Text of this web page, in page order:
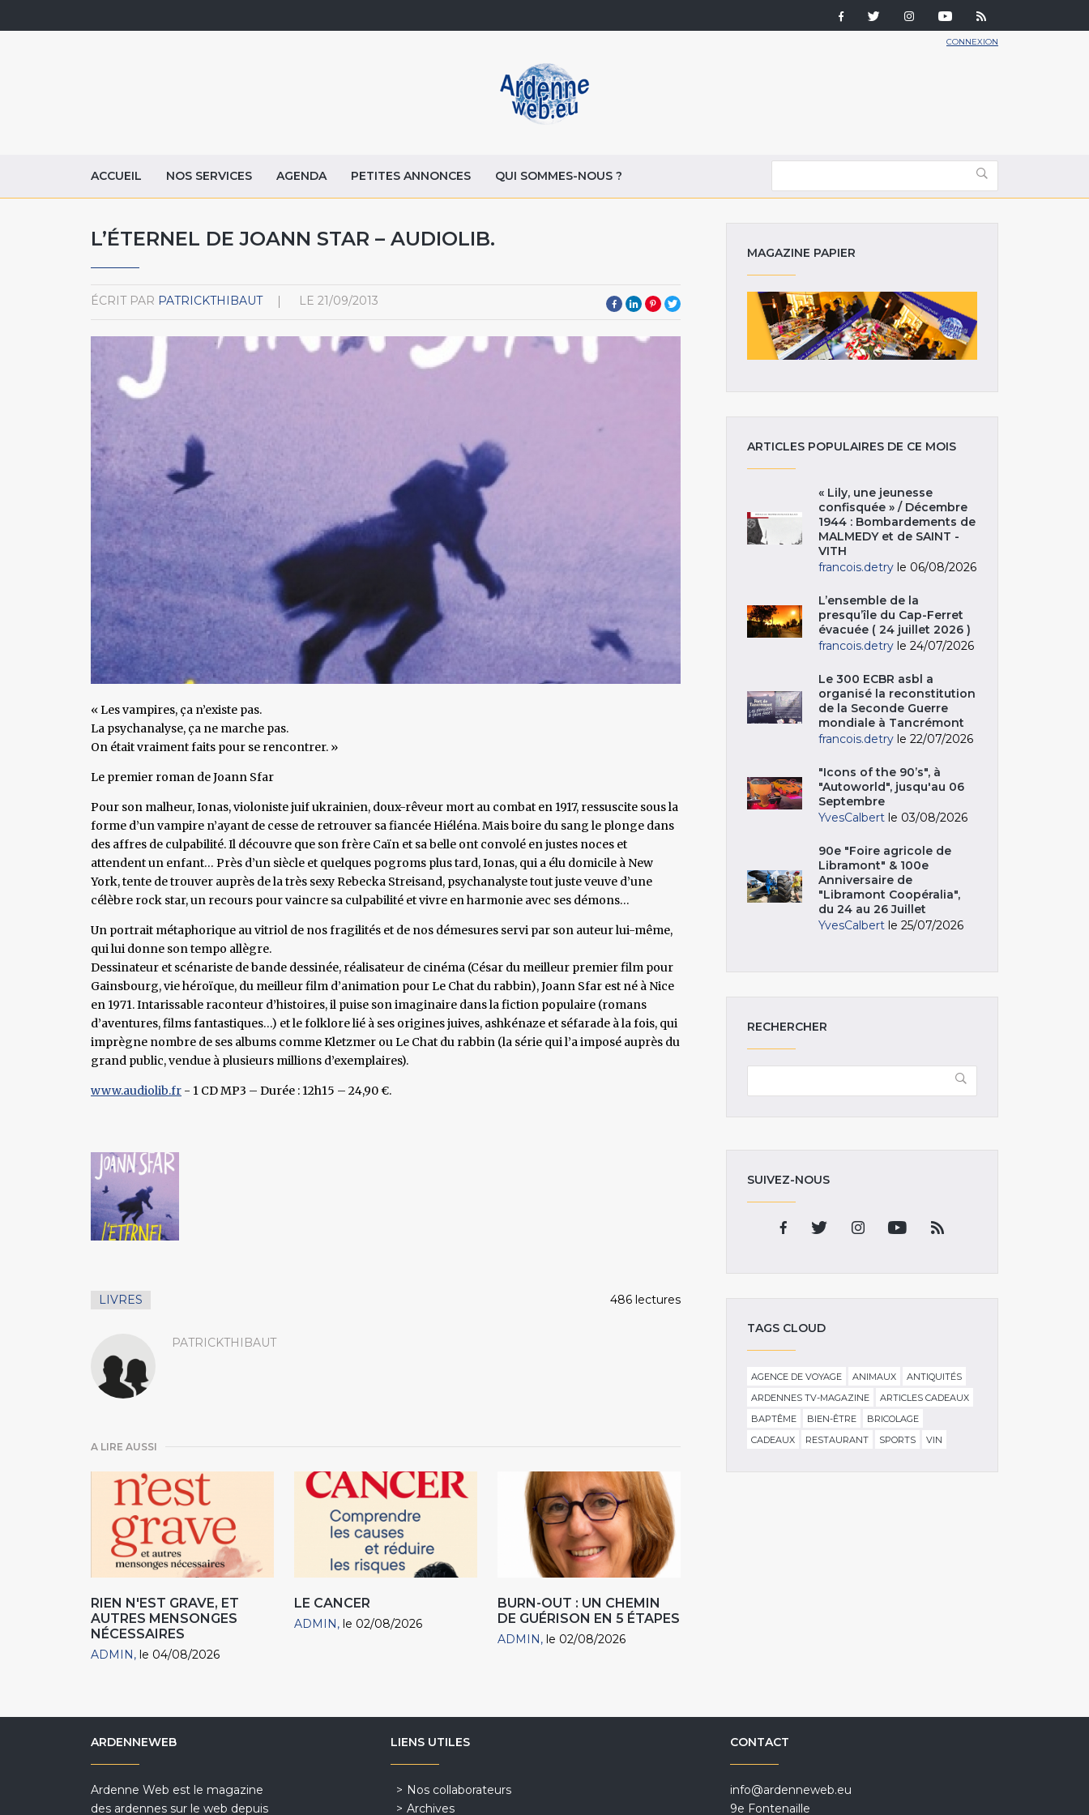
CONNEXION
ACCUEIL NOS SERVICES AGENDA PETITES ANNONCES QUI SOMMES-NOUS ?
L’ÉTERNEL DE JOANN STAR – AUDIOLIB.
ÉCRIT PAR PATRICKTHIBAUT LE 21/09/2013
« Les vampires, ça n’existe pas.
La psychanalyse, ça ne marche pas.
On était vraiment faits pour se rencontrer. »
Le premier roman de Joann Sfar
Pour son malheur, Ionas, violoniste juif ukrainien, doux-rêveur mort au combat en 1917, ressuscite sous la
forme d’un vampire n’ayant de cesse de retrouver sa fiancée Hiéléna. Mais boire du sang le plonge dans
des affres de culpabilité. Il découvre que son frère Caïn et sa belle ont convolé en justes noces et
attendent un enfant… Près d’un siècle et quelques pogroms plus tard, Ionas, qui a élu domicile à New
York, tente de trouver auprès de la très sexy Rebecka Streisand, psychanalyste tout juste veuve d’une
célèbre rock star, un recours pour vaincre sa culpabilité et vivre en harmonie avec ses démons…
Un portrait métaphorique au vitriol de nos fragilités et de nos démesures servi par son auteur lui-même,
qui lui donne son tempo allègre.
Dessinateur et scénariste de bande dessinée, réalisateur de cinéma (César du meilleur premier film pour
Gainsbourg, vie héroïque, du meilleur film d’animation pour Le Chat du rabbin), Joann Sfar est né à Nice
en 1971. Intarissable raconteur d’histoires, il puise son imaginaire dans la fiction populaire (romans
d’aventures, films fantastiques…) et le folklore lié à ses origines juives, ashkénaze et séfarade à la fois, qui
imprègne nombre de ses albums comme Kletzmer ou Le Chat du rabbin (la série qui l’a imposé auprès du
grand public, vendue à plusieurs millions d’exemplaires).
www.audiolib.fr - 1 CD MP3 – Durée : 12h15 – 24,90 €.
LIVRES 486 lectures
PATRICKTHIBAUT
A LIRE AUSSI
RIEN N'EST GRAVE, ET
AUTRES MENSONGES
NÉCESSAIRES
ADMIN le 04/08/2026
LE CANCER
ADMIN le 02/08/2026
BURN-OUT : UN CHEMIN
DE GUÉRISON EN 5 ÉTAPES
ADMIN le 02/08/2026
MAGAZINE PAPIER
ARTICLES POPULAIRES DE CE MOIS
« Lily, une jeunesse
confisquée » / Décembre
1944 : Bombardements de
MALMEDY et de SAINT -
VITH
francois.detry le 06/08/2026
L’ensemble de la
presqu’île du Cap-Ferret
évacuée ( 24 juillet 2026 )
francois.detry le 24/07/2026
Le 300 ECBR asbl a
organisé la reconstitution
de la Seconde Guerre
mondiale à Tancrémont
francois.detry le 22/07/2026
"Icons of the 90’s", à
"Autoworld", jusqu'au 06
Septembre
YvesCalbert le 03/08/2026
90e "Foire agricole de
Libramont" & 100e
Anniversaire de
"Libramont Coopéralia",
du 24 au 26 Juillet
YvesCalbert le 25/07/2026
RECHERCHER
SUIVEZ-NOUS
TAGS CLOUD
AGENCE DE VOYAGE ANIMAUX
ANTIQUITÉS
ARDENNES TV-MAGAZINE
ARTICLES CADEAUX
BAPTÊME
BIEN-ÊTRE
BRICOLAGE
CADEAUX
RESTAURANT SPORTS VIN
ARDENNEWEB
Ardenne Web est le magazine
des ardennes sur le web depuis
LIENS UTILES
Nos collaborateurs
Archives
CONTACT
info@ardenneweb.eu
9e Fontenaille